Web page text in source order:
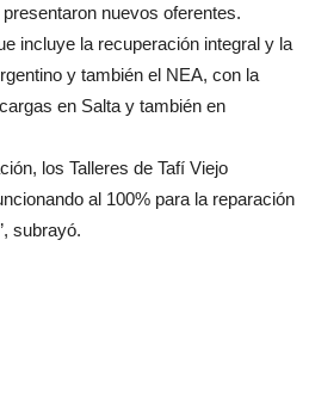
nuevos oferentes.
incluye la recuperación integral y la
y también el NEA, con la
en Salta y también en
los Talleres de Tafí Viejo
al 100% para la reparación
subrayó.